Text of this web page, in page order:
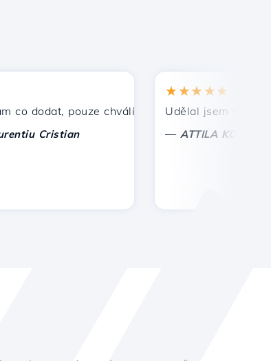
dodat, pouze chválím. S zvláštní úctou, Cristian.
Cristian
★★★★★
Udělal jsem správnou
ATTILA KOLES